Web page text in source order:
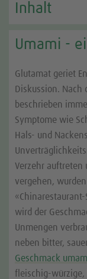
Inhalt
Umami -
Glutamat geriet
Diskussion. Nach
beschrieben
Symptome wie
Hals- und
Verzehr auftreten
vergehen,
wird der
Unmengen
neben bitter,
Geschmack
fleischig-würzige,